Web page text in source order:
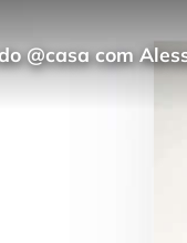
@casa com